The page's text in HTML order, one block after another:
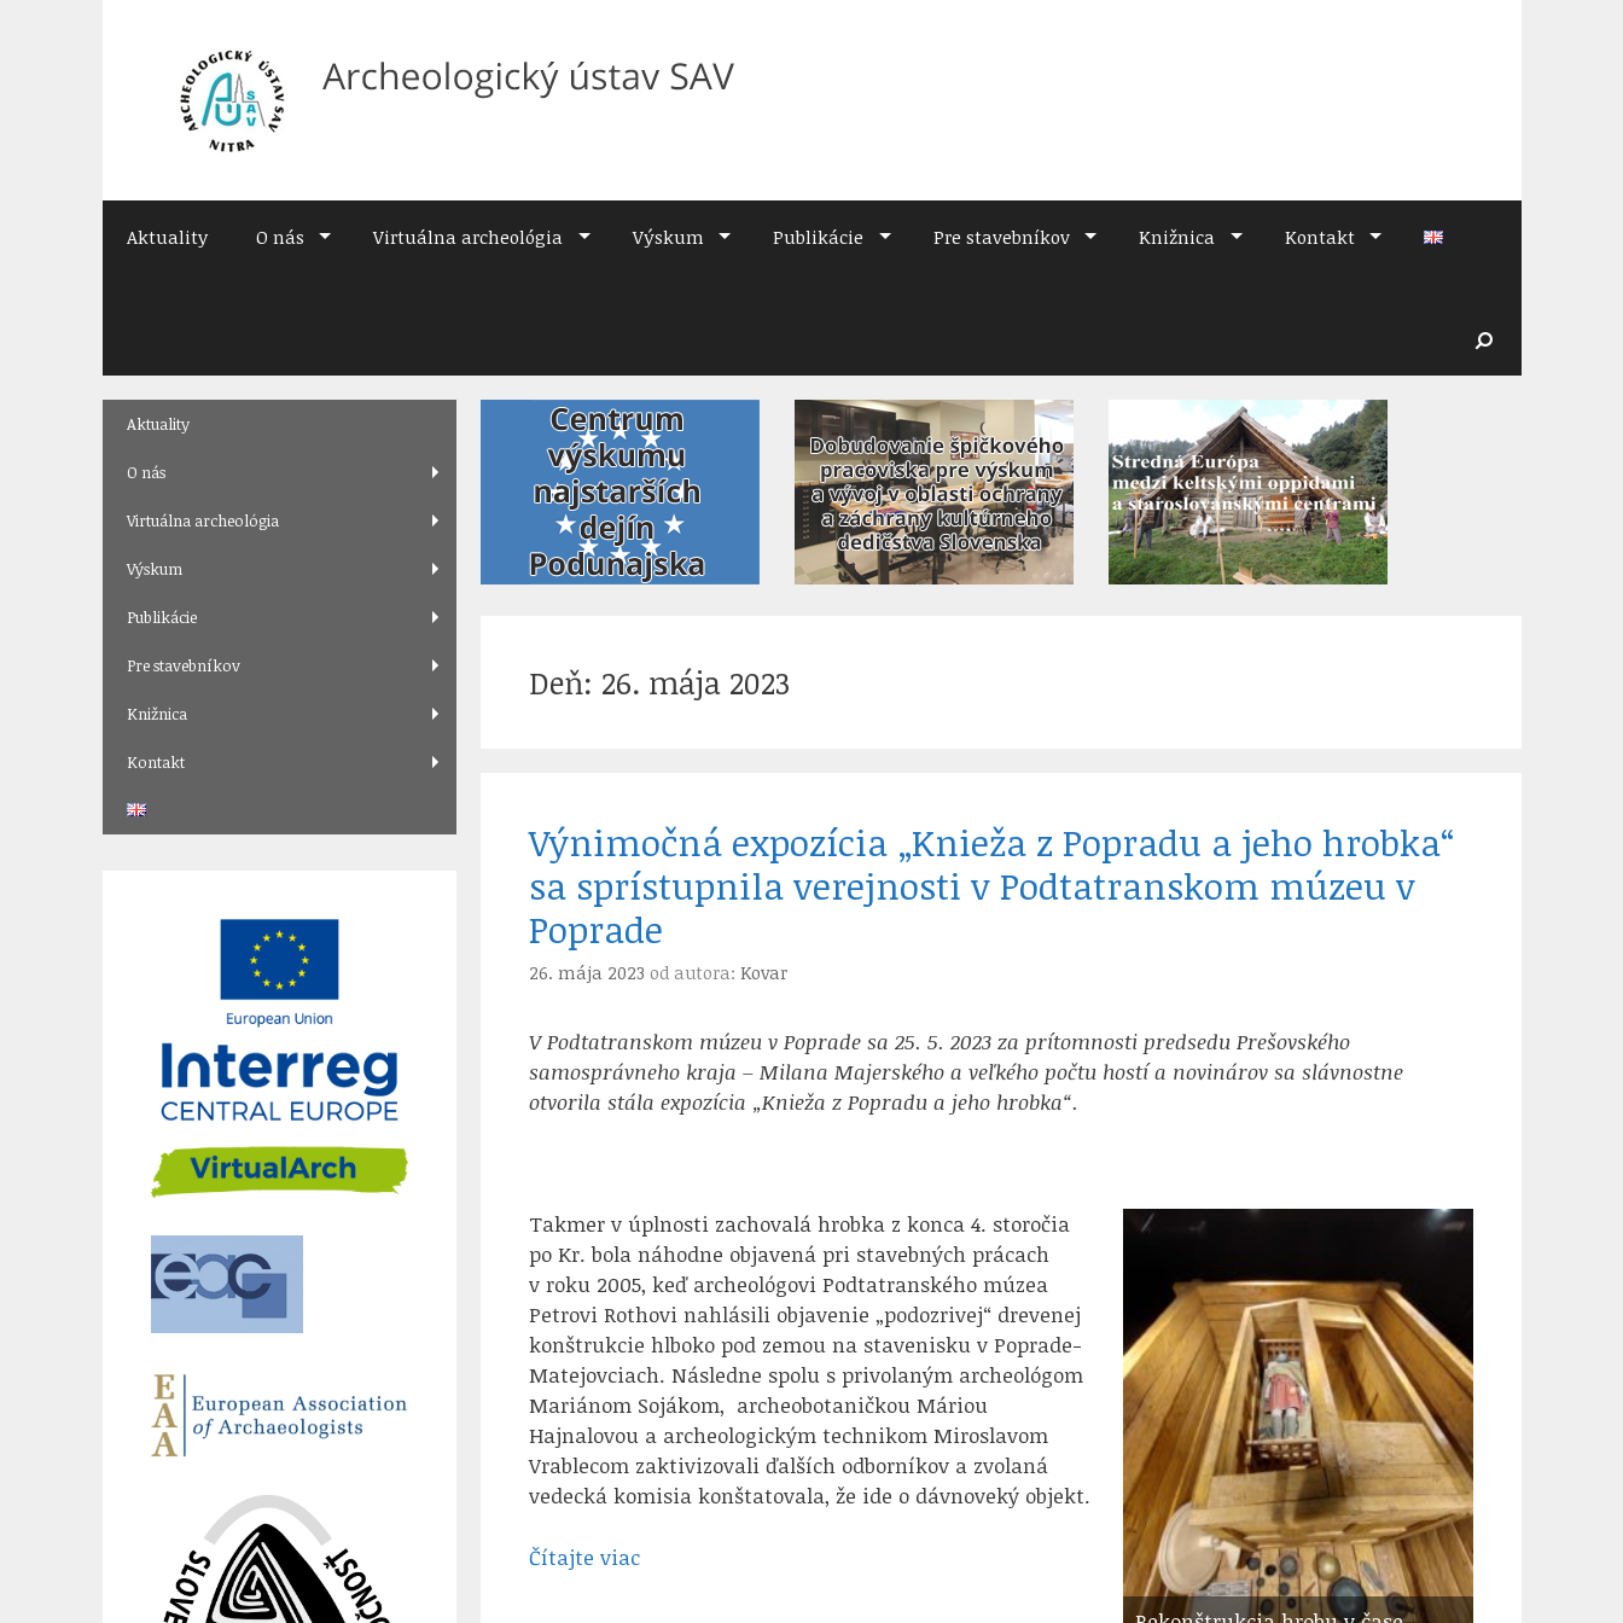
Aktuality O nás Virtuálna archeológia Výskum Publikácie Pre stavebníkov Knižnica Kontakt
Deň: 26. mája 2023
Výnimočná expozícia „Knieža z Popradu a jeho hrobka“
sa sprístupnila verejnosti v Podtatranskom múzeu v
Poprade
26. mája 2023 od autora:Kovar
V Podtatranskom múzeu v Poprade sa 25. 5. 2023 za prítomnosti predsedu Prešovského
samosprávneho kraja – Milana Majerského a veľkého počtu hostí a novinárov sa slávnostne
otvorila stála expozícia „Knieža z Popradu a jeho hrobka“.
Takmer v úplnosti zachovalá hrobka z konca 4. storočia
po Kr. bola náhodne objavená pri stavebných prácach
v roku 2005, keď archeológovi Podtatranského múzea
Petrovi Rothovi nahlásili objavenie „podozrivej“ drevenej
konštrukcie hlboko pod zemou na stavenisku v Poprade-
Matejovciach. Následne spolu s privolaným archeológom
Mariánom Sojákom, archeobotaničkou Máriou
Hajnalovou a archeologickým technikom Miroslavom
Vrablecom zaktivizovali ďalších odborníkov a zvolaná
vedecká komisia konštatovala, že ide o dávnoveký objekt.
Čítajte viac
Skip
content
Aktuality
O nás
Virtuálna archeológia
Výskum
Publikácie
Pre stavebníkov
Knižnica
Kontakt